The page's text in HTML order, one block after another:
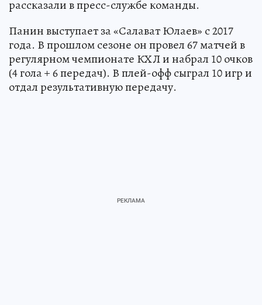
рассказали в пресс-службе команды.
Панин выступает за «Салават Юлаев» с 2017
года. В прошлом сезоне он провел 67 матчей в
регулярном чемпионате КХЛ и набрал 10 очков
(4 гола + 6 передач). В плей-офф сыграл 10 игр и
отдал результативную передачу.